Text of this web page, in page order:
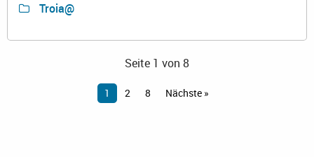
Troia@
Seite 1 von 8
1 2 8 Nächste »